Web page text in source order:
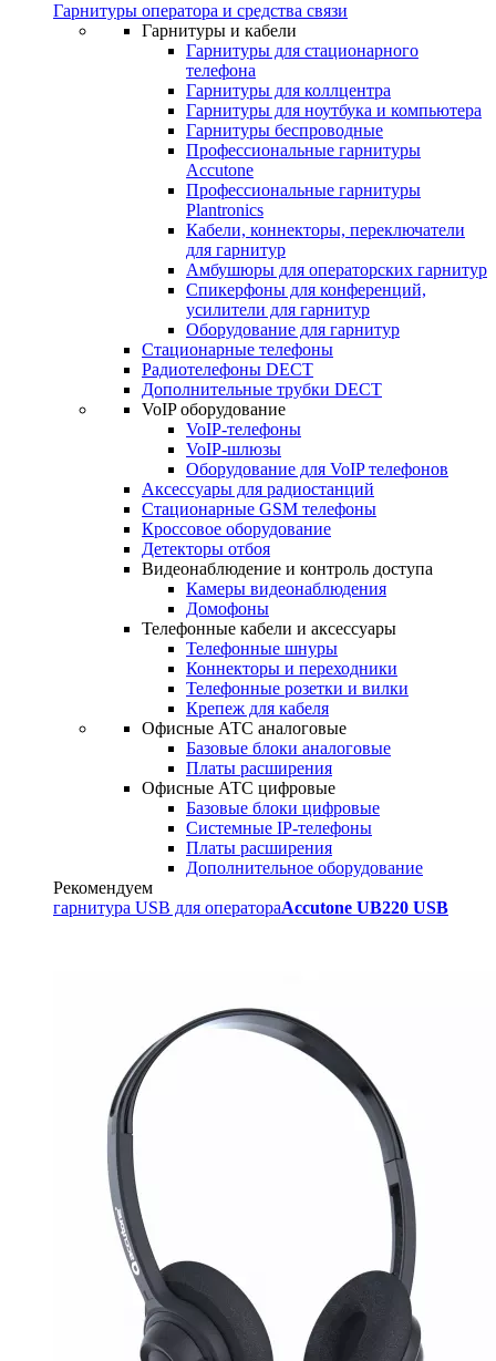
Гарнитуры оператора и средства связи
Гарнитуры и кабели
Гарнитуры для стационарного
телефона
Гарнитуры для коллцентра
Гарнитуры для ноутбука и компьютера
Гарнитуры беспроводные
Профессиональные гарнитуры
Accutone
Профессиональные гарнитуры
Plantronics
Кабели, коннекторы, переключатели
для гарнитур
Амбушюры для операторских гарнитур
Cпикерфоны для конференций,
усилители для гарнитур
Оборудование для гарнитур
Стационарные телефоны
Радиотелефоны DECT
Дополнительные трубки DECT
VoIP оборудование
VoIP-телефоны
VoIP-шлюзы
Оборудование для VoIP телефонов
Аксессуары для радиостанций
Стационарные GSM телефоны
Кроссовое оборудование
Детекторы отбоя
Видеонаблюдение и контроль доступа
Камеры видеонаблюдения
Домофоны
Телефонные кабели и аксессуары
Телефонные шнуры
Коннекторы и переходники
Телефонные розетки и вилки
Крепеж для кабеля
Офисные АТС аналоговые
Базовые блоки аналоговые
Платы расширения
Офисные АТС цифровые
Базовые блоки цифровые
Системные IP-телефоны
Платы расширения
Дополнительное оборудование
Рекомендуем
гарнитура USB для оператораAccutone UB220 USB